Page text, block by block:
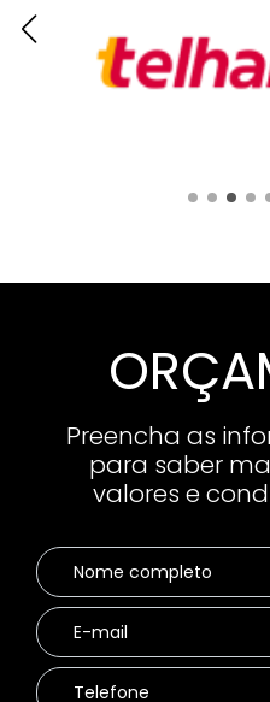
Preencha as
para saber
valores e